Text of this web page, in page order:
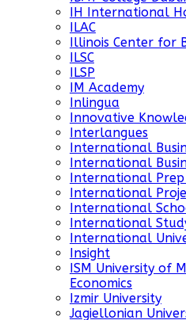
IH International
ILAC
Illinois Center for
ILSC
ILSP
IM Academy
Inlingua
Innovative
Interlangues
International
International
International
International
International
International
International
Insight
ISM University of
Economics
Izmir University
Jagiellonian